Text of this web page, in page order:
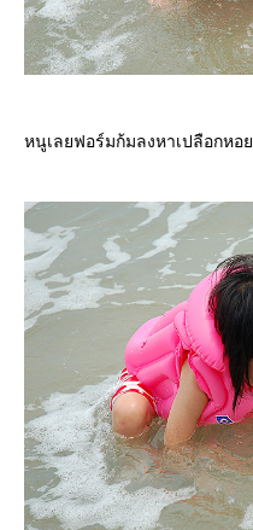
หนูเลยฟอร์มก้มลงหาเปลือกหอ